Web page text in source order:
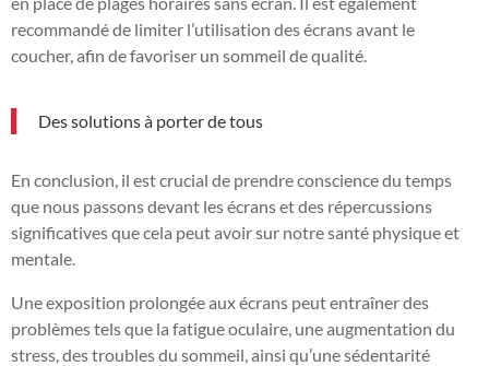
recommandé de limiter l’utilisation des écrans avant le
coucher, afin de favoriser un sommeil de qualité.
Des solutions à porter de tous
En conclusion, il est crucial de prendre conscience du temps
que nous passons devant les écrans et des répercussions
significatives que cela peut avoir sur notre santé physique et
mentale.
Une exposition prolongée aux écrans peut entraîner des
problèmes tels que la fatigue oculaire, une augmentation du
stress, des troubles du sommeil, ainsi qu’une sédentarité